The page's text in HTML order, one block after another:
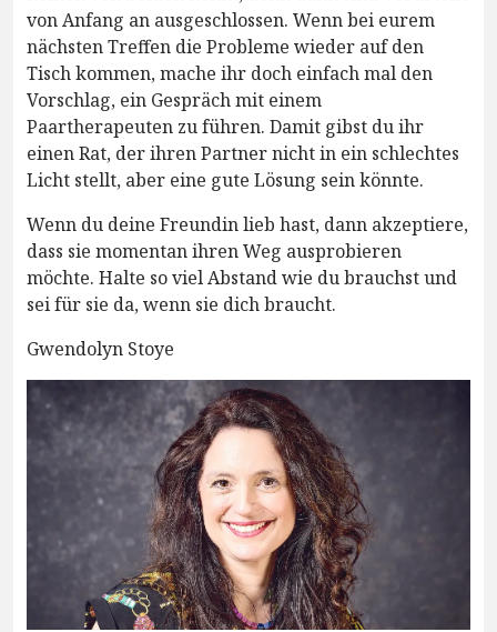
von Anfang an ausgeschlossen. Wenn bei eurem
nächsten Treffen die Probleme wieder auf den
Tisch kommen, mache ihr doch einfach mal den
Vorschlag, ein Gespräch mit einem
Paartherapeuten zu führen. Damit gibst du ihr
einen Rat, der ihren Partner nicht in ein schlechtes
Licht stellt, aber eine gute Lösung sein könnte.
Wenn du deine Freundin lieb hast, dann akzeptiere,
dass sie momentan ihren Weg ausprobieren
möchte. Halte so viel Abstand wie du brauchst und
sei für sie da, wenn sie dich braucht.
Gwendolyn Stoye